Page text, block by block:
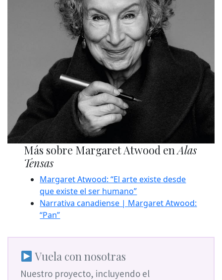
Más sobre Margaret Atwood enAlas
Tensas
Margaret Atwood: “El arte existe desde
que existe el ser humano”
Narrativa canadiense | Margaret Atwood:
“Pan”
Vuela con nosotras
Nuestro proyecto, incluyendo el